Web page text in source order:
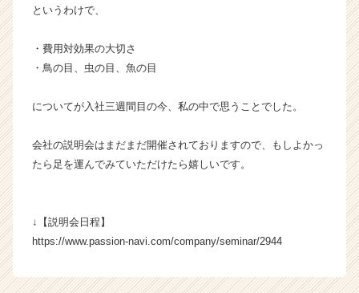
というわけで、
・費用対効果の大切さ
・鳥の目、虫の目、魚の目
についてが入社三週間目の今、私の中で思うことでした。
会社の説明会はまだまだ開催されておりますので、もしよかっ
たら足を運んでみていただけたら嬉しいです。
↓【説明会日程】
https://www.passion-navi.com/company/seminar/2944